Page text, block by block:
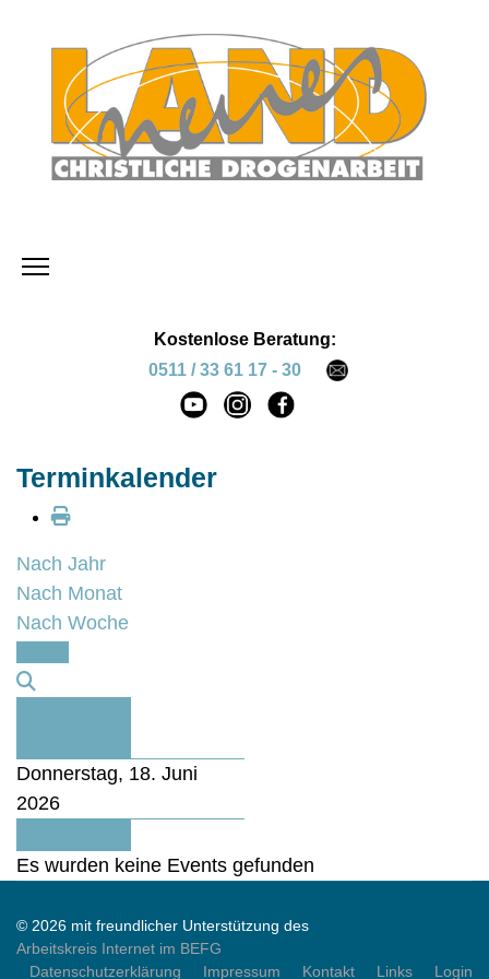
Kostenlose Beratung:
0511 / 33 61 17 - 30
Terminkalender
Nach Jahr
Nach Monat
Nach Woche
Donnerstag, 18. Juni
2026
Es wurden keine Events gefunden
© 2026 mit freundlicher Unterstützung des
Arbeitskreis Internet im BEFG
Datenschutzerklärung
Impressum Kontakt Links Login